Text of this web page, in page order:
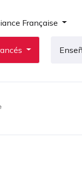
Française